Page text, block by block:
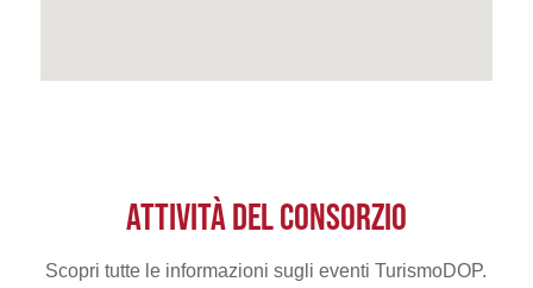
ATTIVITÀ DEL CONSORZIO
Scopri tutte le informazioni sugli eventi TurismoDOP.